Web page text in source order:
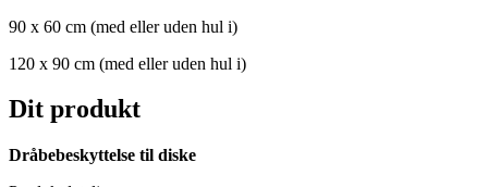
90 x 60 cm (med eller uden hul i)
120 x 90 cm (med eller uden hul i)
Dit produkt
Dråbebeskyttelse til diske